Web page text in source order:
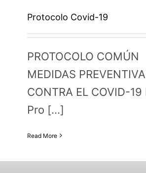
Protocolo Covid-19
PROTOCOLO COMÚN
MEDIDAS
CONTRA EL COVID-
Pro [...]
Read More